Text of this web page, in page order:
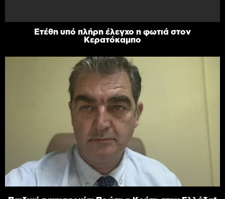
Ετέθη υπό πλήρη έλεγχο η φωτιά στον
Κερατόκαμπο